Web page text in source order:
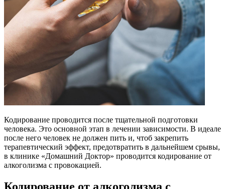
Кодирование проводится после тщательной подготовки
человека. Это основной этап в лечении зависимости. В идеале
после него человек не должен пить и, чтоб закрепить
терапевтический эффект, предотвратить в дальнейшем срывы,
в клинике «Домашний Доктор» проводится кодирование от
алкоголизма с провокацией.